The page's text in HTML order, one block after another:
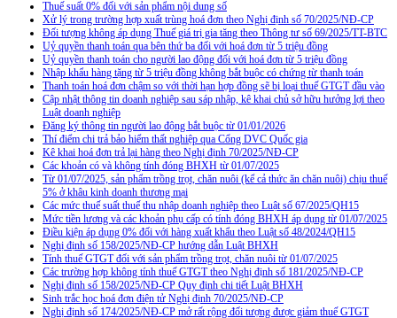
Thuế suất 0% đối với sản phẩm nội dung số
Xử lý trong trường hợp xuất trùng hoá đơn theo Nghị định số 70/2025/NĐ-CP
Đối tượng không áp dụng Thuế giá trị gia tăng theo Thông tư số 69/2025/TT-BTC
Uỷ quyền thanh toán qua bên thứ ba đối với hoá đơn từ 5 triệu đồng
Uỷ quyền thanh toán cho người lao động đối với hoá đơn từ 5 triệu đồng
Nhập khẩu hàng tặng từ 5 triệu đồng không bắt buộc có chứng từ thanh toán
Thanh toán hoá đơn chậm so với thời hạn hợp đồng sẽ bị loại thuế GTGT đầu vào
Cập nhật thông tin doanh nghiệp sau sáp nhập, kê khai chủ sở hữu hưởng lợi theo
Luật doanh nghiệp
Đăng ký thông tin người lao động bắt buộc từ 01/01/2026
Thí điểm chi trả bảo hiểm thất nghiệp qua Cổng DVC Quốc gia
Kê khai hoá đơn trả lại hàng theo Nghị định 70/2025/NĐ-CP
Các khoản có và không tính đóng BHXH từ 01/07/2025
Từ 01/07/2025, sản phẩm trồng trọt, chăn nuôi (kể cả thức ăn chăn nuôi) chịu thuế
5% ở khâu kinh doanh thương mại
Các mức thuế suất thuế thu nhập doanh nghiệp theo Luật số 67/2025/QH15
Mức tiền lương và các khoản phụ cấp có tính đóng BHXH áp dụng từ 01/07/2025
Điều kiện áp dụng 0% đối với hàng xuất khẩu theo Luật số 48/2024/QH15
Nghị định số 158/2025/NĐ-CP hướng dẫn Luật BHXH
Tính thuế GTGT đối với sản phẩm trồng trọt, chăn nuôi từ 01/07/2025
Các trường hợp không tính thuế GTGT theo Nghị định số 181/2025/NĐ-CP
Nghị định số 158/2025/NĐ-CP Quy định chi tiết Luật BHXH
Sinh trắc học hoá đơn điện tử Nghị định 70/2025/NĐ-CP
Nghị định số 174/2025/NĐ-CP mở rất rộng đối tượng được giảm thuế GTGT